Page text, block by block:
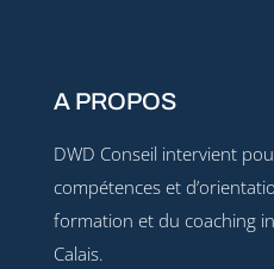
A PROPOS
DWD Conseil intervient
compétences et
formation et du coaching
Calais.